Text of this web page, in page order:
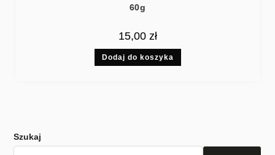
60g
15,00 zł
Dodaj do koszyka
Szukaj